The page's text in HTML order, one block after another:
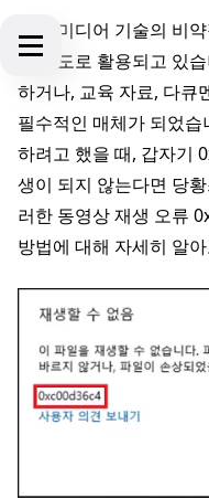
최근 미디어 기술의 비
한 용도로 활용되고 있
하거나, 교육 자료, 다큐
필수적인 매체가 되었
하려고 했을 때, 갑자기
생이 되지 않는다면 당
러한 동영상 재생 오류
방법에 대해 자세히 알